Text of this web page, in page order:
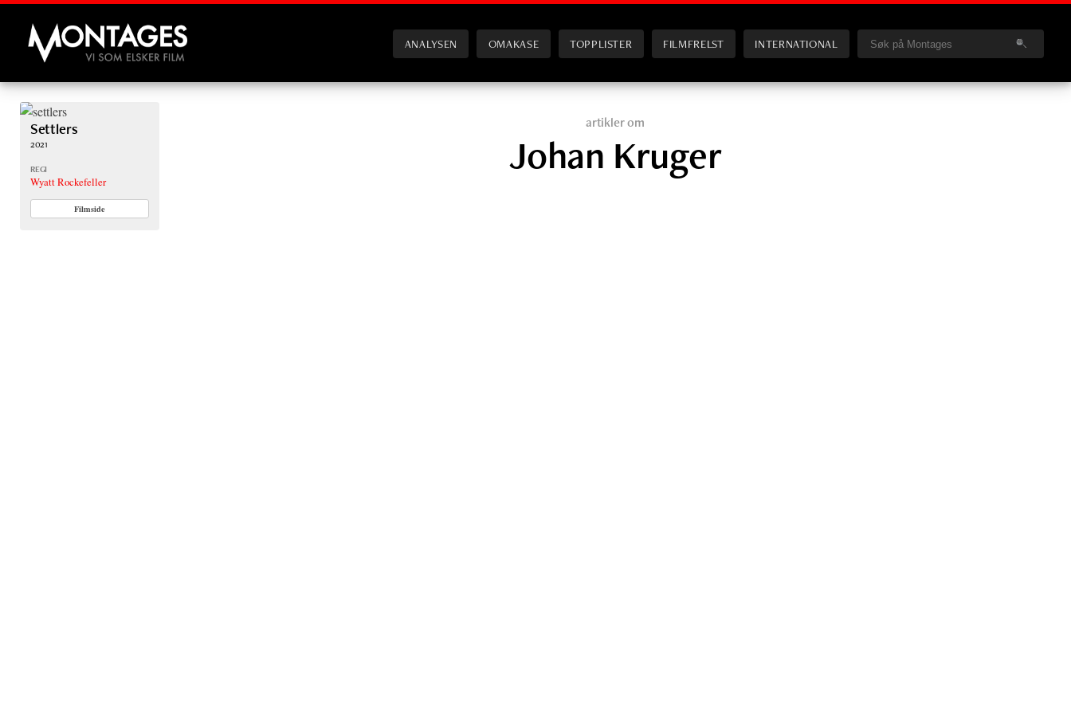
Montages
ANALYSEN OMAKASE TOPPLISTER FILMFRELST INTERNATIONAL
Settlers
2021
REGI
Wyatt Rockefeller
Filmside
artikler om
Johan Kruger